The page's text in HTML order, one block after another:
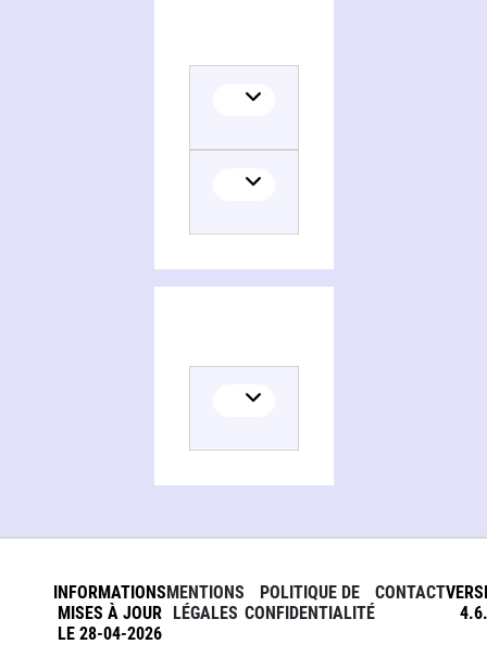
INFORMATIONS
MISES À JOUR
LE 28-04-2026
MENTIONS
LÉGALES
POLITIQUE DE
CONFIDENTIALITÉ
CONTACT